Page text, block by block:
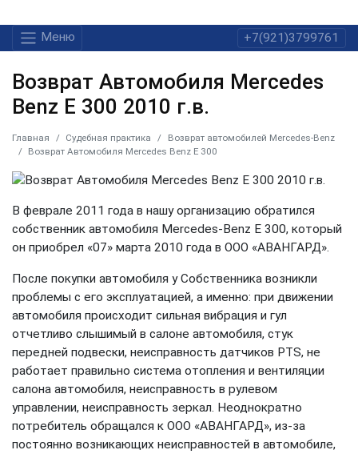
Меню +7(921)3799761
Возврат Автомобиля Mercedes
Benz E 300 2010 г.в.
Главная Судебная практика
Возврат автомобилей Mercedes-Benz
Возврат Автомобиля Mercedes Benz E 300
В феврале 2011 года в нашу организацию обратился
собственник автомобиля Mercedes-Benz E 300, который
он приобрел «07» марта 2010 года в ООО «АВАНГАРД».
После покупки автомобиля у Собственника возникли
проблемы с его эксплуатацией, а именно: при движении
автомобиля происходит сильная вибрация и гул
отчетливо слышимый в салоне автомобиля, стук
передней подвески, неисправность датчиков PTS, не
работает правильно система отопления и вентиляции
салона автомобиля, неисправность в рулевом
управлении, неисправность зеркал. Неоднократно
потребитель обращался к ООО «АВАНГАРД», из-за
постоянно возникающих неисправностей в автомобиле,